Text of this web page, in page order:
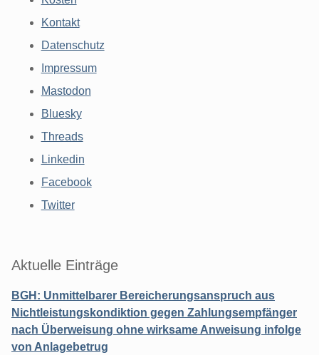
Kontakt
Datenschutz
Impressum
Mastodon
Bluesky
Threads
Linkedin
Facebook
Twitter
Aktuelle Einträge
BGH: Unmittelbarer Bereicherungsanspruch aus
Nichtleistungskondiktion gegen Zahlungsempfänger
nach Überweisung ohne wirksame Anweisung infolge
von Anlagebetrug